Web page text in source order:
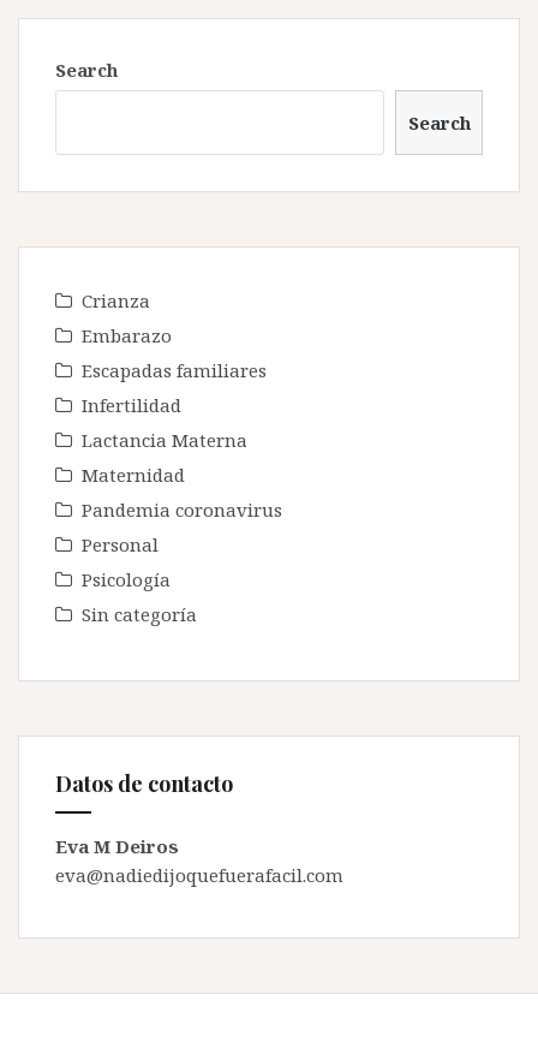
Search
Search
Crianza
Embarazo
Escapadas familiares
Infertilidad
Lactancia Materna
Maternidad
Pandemia coronavirus
Personal
Psicología
Sin categoría
Datos de contacto
Eva M Deiros
eva@nadiedijoquefuerafacil.com